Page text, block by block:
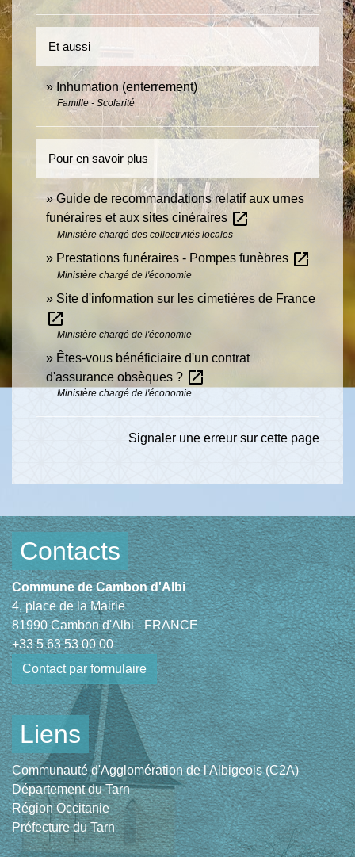
Et aussi
Inhumation (enterrement)
Famille - Scolarité
Pour en savoir plus
Guide de recommandations relatif aux urnes
funéraires et aux sites cinéraires open_in_new
Ministère chargé des collectivités locales
Prestations funéraires - Pompes funèbres open_in_new
Ministère chargé de l'économie
Site d'information sur les cimetières de France
open_in_new
Ministère chargé de l'économie
Êtes-vous bénéficiaire d'un contrat
d'assurance obsèques ? open_in_new
Ministère chargé de l'économie
Signaler une erreur sur cette page
Contacts
Commune de Cambon d'Albi
4, place de la Mairie
81990 Cambon d'Albi - FRANCE
+33 5 63 53 00 00
Contact par formulaire
Liens
Communauté d'Agglomération de l'Albigeois (C2A)
Département du Tarn
Région Occitanie
Préfecture du Tarn